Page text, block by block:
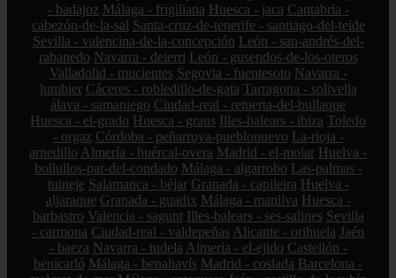
- badajoz Málaga - frigiliana Huesca - jaca Cantabria -
cabezón-de-la-sal Santa-cruz-de-tenerife - santiago-del-teide
Sevilla - valencina-de-la-concepción León - san-andrés-del-
rabanedo Navarra - deierri León - gusendos-de-los-oteros
Valladolid - mucientes Segovia - fuentesoto Navarra -
lumbier Cáceres - robledillo-de-gata Tarragona - solivella
álava - samaniego Ciudad-real - retuerta-del-bullaque
Huesca - el-grado Huesca - graus Illes-balears - ibiza Toledo
- orgaz Córdoba - peñarroya-pueblonuevo La-rioja -
arnedillo Almería - huércal-overa Madrid - el-molar Huelva -
bollullos-par-del-condado Málaga - algarrobo Las-palmas -
tuineje Salamanca - béjar Granada - capileira Huelva -
aljaraque Granada - guadix Málaga - manilva Huesca -
barbastro Valencia - sagunt Illes-balears - ses-salines Sevilla
- carmona Ciudad-real - valdepeñas Alicante - orihuela Jaén
- baeza Navarra - tudela Almería - el-ejido Castellón -
benicarló Málaga - benahavís Madrid - coslada Barcelona -